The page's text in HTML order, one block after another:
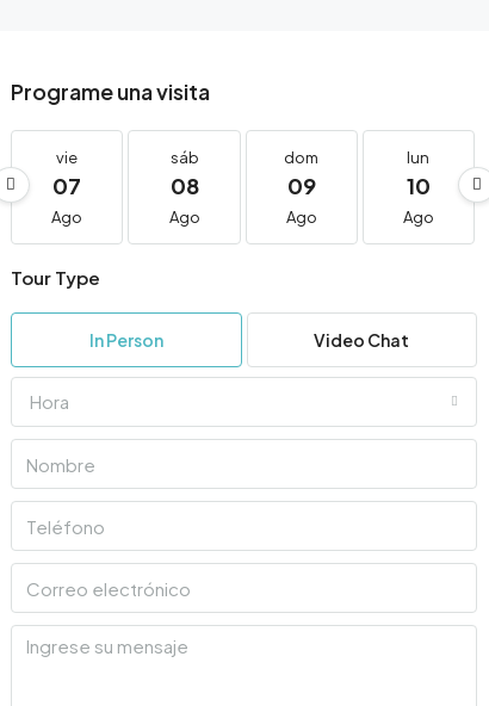
Programe una visita
vie
07
Ago
sáb
08
Ago
dom
09
Ago
lun
10
Ago
Tour Type
In Person Video Chat
Hora